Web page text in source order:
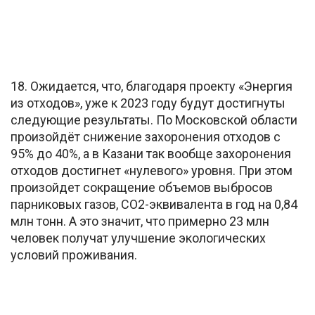
18. Ожидается, что, благодаря проекту «Энергия
из отходов», уже к 2023 году будут достигнуты
следующие результаты. По Московской области
произойдёт снижение захоронения отходов с
95% до 40%, а в Казани так вообще захоронения
отходов достигнет «нулевого» уровня. При этом
произойдет сокращение объемов выбросов
парниковых газов, СO2-эквивалента в год на 0,84
млн тонн. А это значит, что примерно 23 млн
человек получат улучшение экологических
условий проживания.